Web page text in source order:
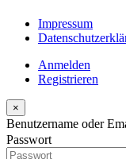
Impressum
Anmelden
Registrieren
×
Benutzername oder
Passwort